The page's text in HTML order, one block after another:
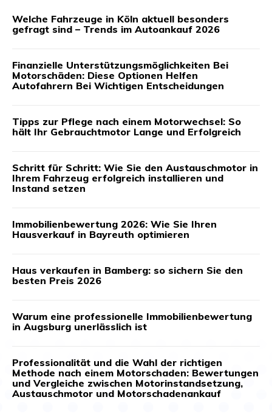
Welche Fahrzeuge in Köln aktuell besonders
gefragt sind – Trends im Autoankauf 2026
Finanzielle Unterstützungsmöglichkeiten Bei
Motorschäden: Diese Optionen Helfen
Autofahrern Bei Wichtigen Entscheidungen
Tipps zur Pflege nach einem Motorwechsel: So
hält Ihr Gebrauchtmotor Lange und Erfolgreich
Schritt für Schritt: Wie Sie den Austauschmotor in
Ihrem Fahrzeug erfolgreich installieren und
Instand setzen
Immobilienbewertung 2026: Wie Sie Ihren
Hausverkauf in Bayreuth optimieren
Haus verkaufen in Bamberg: so sichern Sie den
besten Preis 2026
Warum eine professionelle Immobilienbewertung
in Augsburg unerlässlich ist
Professionalität und die Wahl der richtigen
Methode nach einem Motorschaden: Bewertungen
und Vergleiche zwischen Motorinstandsetzung,
Austauschmotor und Motorschadenankauf